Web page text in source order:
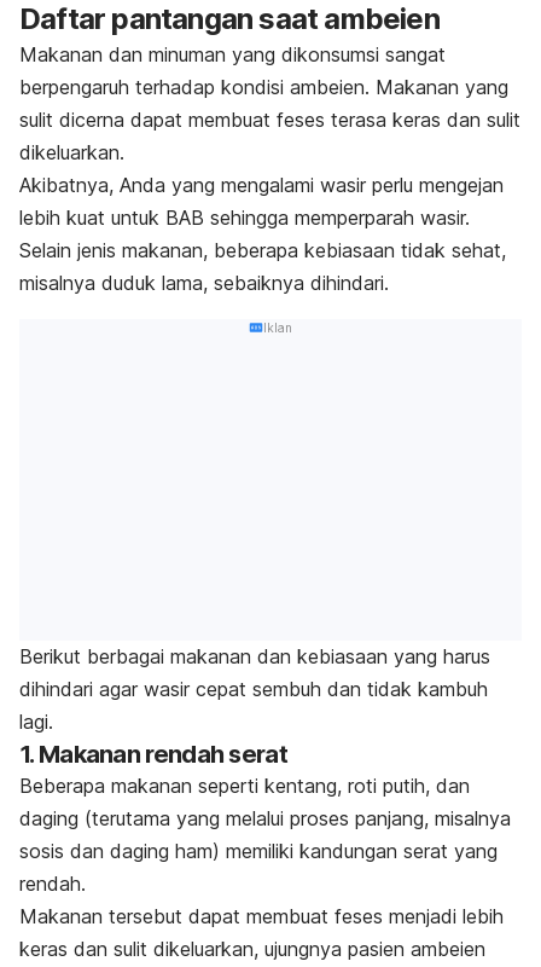
Daftar pantangan saat ambeien
Makanan dan minuman yang dikonsumsi sangat
berpengaruh terhadap kondisi ambeien. Makanan yang
sulit dicerna dapat membuat feses terasa keras dan sulit
dikeluarkan.
Akibatnya, Anda yang mengalami wasir perlu mengejan
lebih kuat untuk BAB sehingga memperparah wasir.
Selain jenis makanan, beberapa kebiasaan tidak sehat,
misalnya duduk lama, sebaiknya dihindari.
Iklan
Berikut berbagai makanan dan kebiasaan yang harus
dihindari agar wasir cepat sembuh dan tidak kambuh
lagi.
1. Makanan rendah serat
Beberapa makanan seperti kentang, roti putih, dan
daging (terutama yang melalui proses panjang, misalnya
sosis dan daging ham) memiliki kandungan serat yang
rendah.
Makanan tersebut dapat membuat feses menjadi lebih
keras dan sulit dikeluarkan, ujungnya pasien ambeien